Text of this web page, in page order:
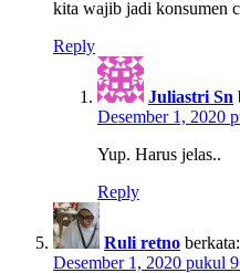
kita wajib jadi konsumen
Reply
Juliastri Sn
Desember 1, 2020
Yup. Harus jelas..
Reply
Ruli retno berkata:
Desember 1, 2020 pukul